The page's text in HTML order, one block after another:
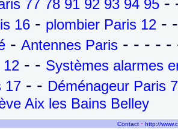
77 78 91 92 93 94 95
16 - plombier Paris 12 -
- Antennes Paris - - - -
12 - - Systèmes alarmes
17 - - Déménageur Paris
Aix les Bains Belley
Contact - http://